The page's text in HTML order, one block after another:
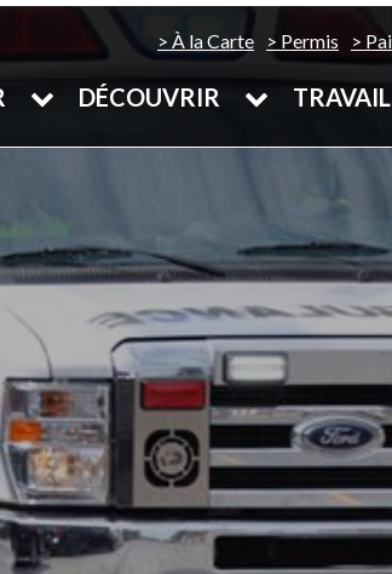
À la Carte Permis
DÉCOUVRIR